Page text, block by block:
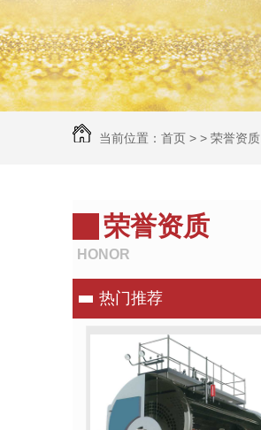
当前位置： 首页 > > 荣誉资质
荣誉资质
HONOR
热门推荐